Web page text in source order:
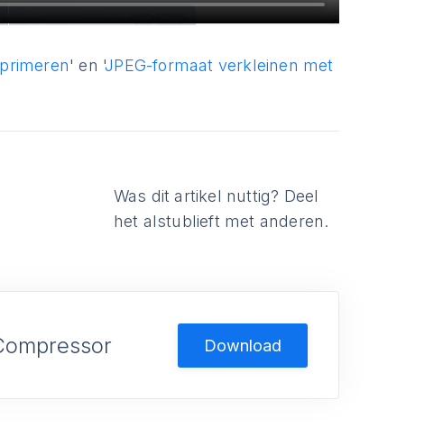
' en 'JPEG-formaat verkleinen met
Was dit artikel nuttig? Deel
het alstublieft met anderen.
Download